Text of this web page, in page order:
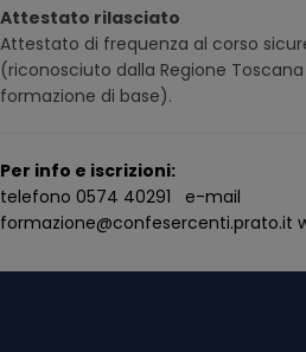
Attestato rilasciato
Attestato di frequenza al corso
(riconosciuto dalla Regione
formazione di base).
Per info e iscrizioni:
telefono 0574 40291 e-mail
formazione@confesercenti.prato.it